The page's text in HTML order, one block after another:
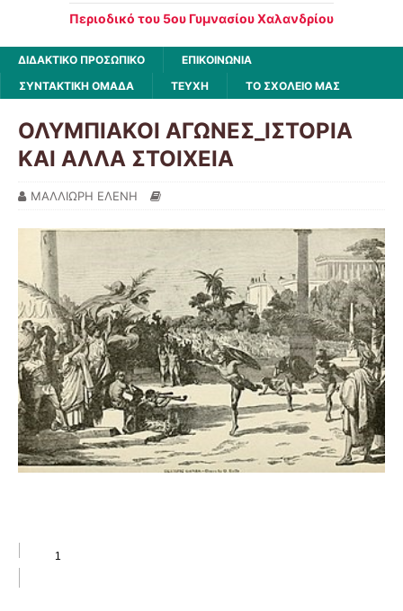
Περιοδικό του 5ου Γυμνασίου Χαλανδρίου
ΔΙΔΑΚΤΙΚΟ ΠΡΟΣΩΠΙΚΟ
ΕΠΙΚΟΙΝΩΝΙΑ
ΣΥΝΤΑΚΤΙΚΗ ΟΜΑΔΑ
ΤΕΥΧΗ ΤΟ ΣΧΟΛΕΙΟ ΜΑΣ
ΟΛΥΜΠΙΑΚΟΙ ΑΓΩΝΕΣ_ΙΣΤΟΡΙΑ
ΚΑΙ ΑΛΛΑ ΣΤΟΙΧΕΙΑ
ΜΑΛΛΙΩΡΗ ΕΛΕΝΗ